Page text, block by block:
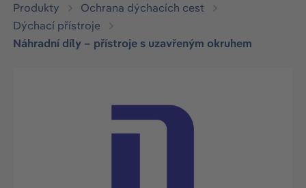
Produkty
Ochrana dýchacích cest
Dýchací přístroje
Náhradní díly – přístroje s uzavřeným okruhem
Přeskočit galerii obrázků